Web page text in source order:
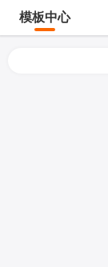
模板中心